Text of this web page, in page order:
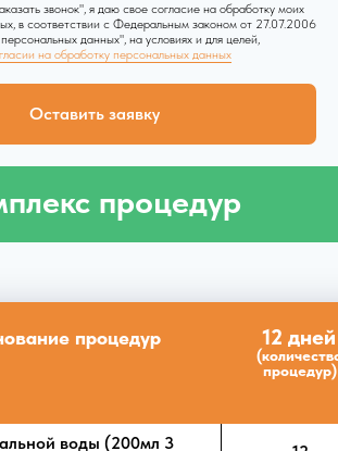
звонок", я даю свое согласие на обработку моих
в соответствии с Федеральным законом от 27.07.2006
данных", на условиях и для целей,
на обработку персональных данных
Оставить заявку
процедур
процедур 12 дней
процедур)
воды (200мл 3